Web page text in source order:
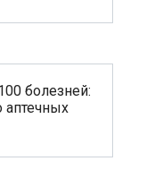
болезней: